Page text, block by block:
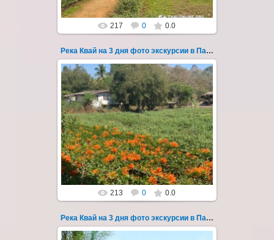
217 0 0.0
Река Квай на 3 дня фото экскурсии в Паттайе 47
22.03.2023
Тур на три дня из Паттайи на реку Квай,
водопады Эраван, Сайок Ной и Сайок Яй,
затопленный город Сангклабури, деревня...
Thai-Online
213 0 0.0
Река Квай на 3 дня фото экскурсии в Паттайе 48